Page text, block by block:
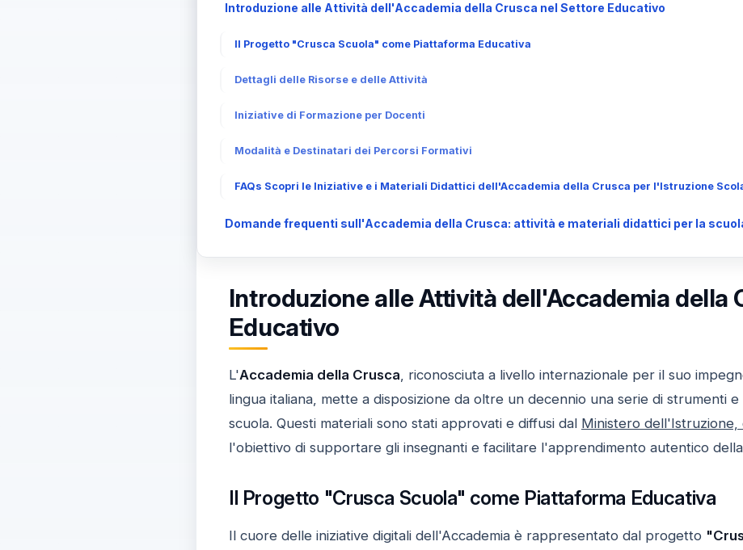
Introduzione alle Attività dell'Accademia della Crusca nel Settore Educativo
Il Progetto "Crusca Scuola" come Piattaforma Educativa
Dettagli delle Risorse e delle Attività
Iniziative di Formazione per Docenti
Modalità e Destinatari dei Percorsi Formativi
FAQs Scopri le Iniziative e i Materiali Didattici dell'Accademia della Crusca per l'Istruzione
Domande frequenti sull'Accademia della Crusca: attività e materiali didattici per la
Introduzione alle Attività dell'Accademia della
Educativo
L'Accademia della Crusca , riconosciuta a livello internazionale per il suo
lingua italiana, mette a disposizione da oltre un decennio una serie di strumenti
scuola. Questi materiali sono stati approvati e diffusi dal Ministero dell'Istruzione,
l'obiettivo di supportare gli insegnanti e facilitare l'apprendimento autentico
Il Progetto "Crusca Scuola" come Piattaforma Educativa
Il cuore delle iniziative digitali dell'Accademia è rappresentato dal progetto